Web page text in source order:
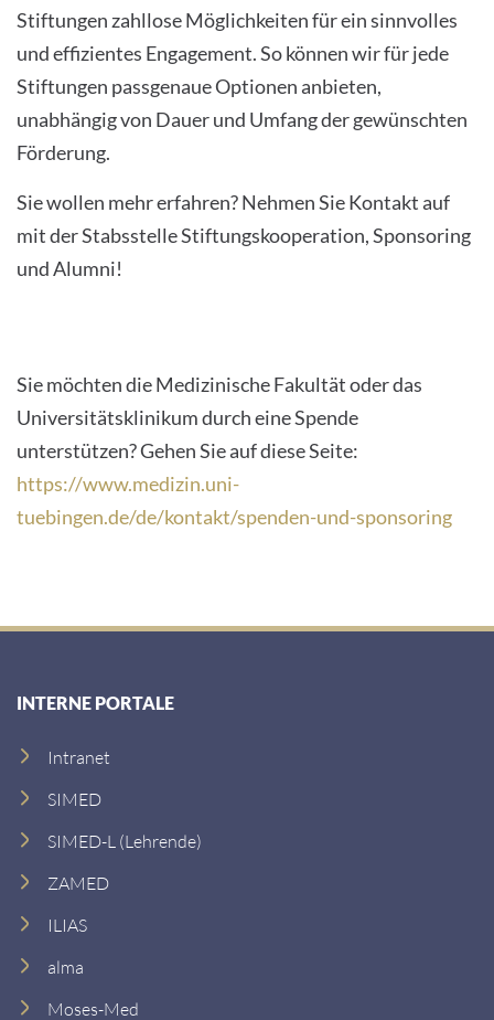
Stiftungen zahllose Möglichkeiten für ein sinnvolles
und effizientes Engagement. So können wir für jede
Stiftungen passgenaue Optionen anbieten,
unabhängig von Dauer und Umfang der gewünschten
Förderung.
Sie wollen mehr erfahren? Nehmen Sie Kontakt auf
mit der Stabsstelle Stiftungskooperation, Sponsoring
und Alumni!
Sie möchten die Medizinische Fakultät oder das
Universitätsklinikum durch eine Spende
unterstützen? Gehen Sie auf diese Seite:
https://www.medizin.uni-
tuebingen.de/de/kontakt/spenden-und-sponsoring
INTERNE PORTALE
Intranet
SIMED
SIMED-L (Lehrende)
ZAMED
ILIAS
alma
Moses-Med